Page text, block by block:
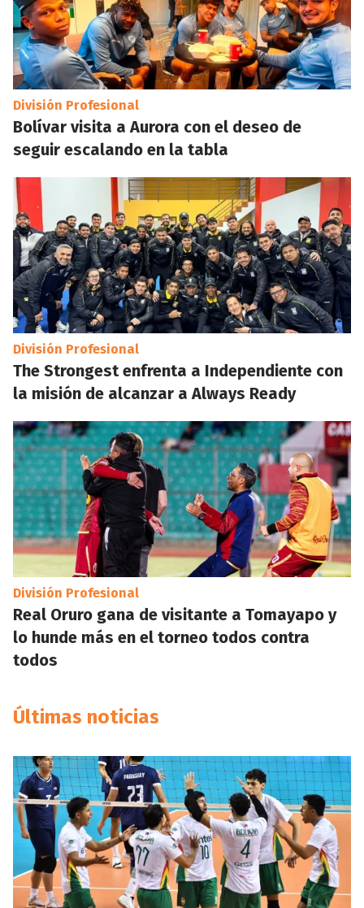
División Profesional
Bolívar visita a Aurora con el deseo de
seguir escalando en la tabla
División Profesional
The Strongest enfrenta a Independiente con
la misión de alcanzar a Always Ready
División Profesional
Real Oruro gana de visitante a Tomayapo y
lo hunde más en el torneo todos contra
todos
Últimas noticias